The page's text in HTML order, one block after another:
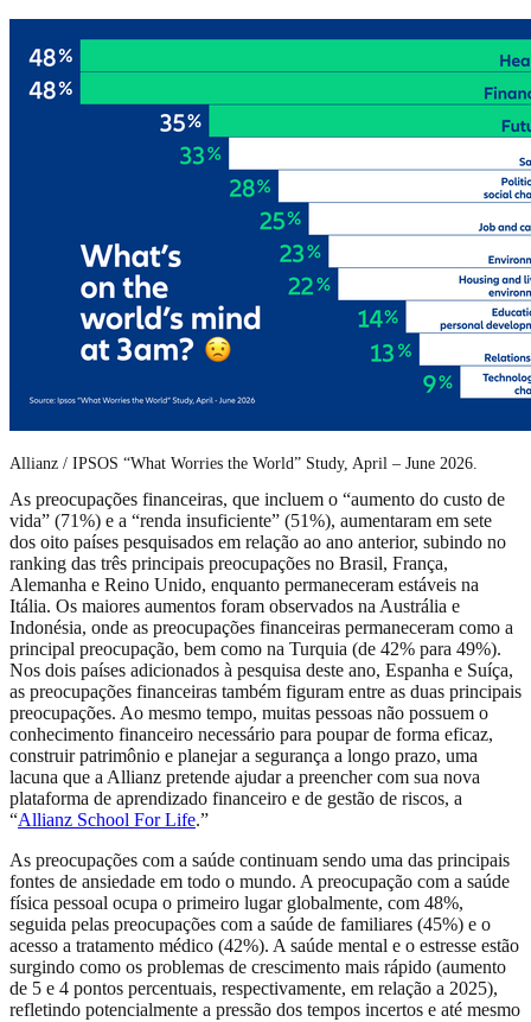
Allianz / IPSOS “What Worries the World” Study, April – June 2026.
As preocupações financeiras, que incluem o “aumento do custo de
vida” (71%) e a “renda insuficiente” (51%), aumentaram em sete
dos oito países pesquisados ​​em relação ao ano anterior, subindo no
ranking das três principais preocupações no Brasil, França,
Alemanha e Reino Unido, enquanto permaneceram estáveis ​​na
Itália. Os maiores aumentos foram observados na Austrália e
Indonésia, onde as preocupações financeiras permaneceram como a
principal preocupação, bem como na Turquia (de 42% para 49%).
Nos dois países adicionados à pesquisa deste ano, Espanha e Suíça,
as preocupações financeiras também figuram entre as duas principais
preocupações. Ao mesmo tempo, muitas pessoas não possuem o
conhecimento financeiro necessário para poupar de forma eficaz,
construir patrimônio e planejar a segurança a longo prazo, uma
lacuna que a Allianz pretende ajudar a preencher com sua nova
plataforma de aprendizado financeiro e de gestão de riscos, a
“Allianz School For Life.”
As preocupações com a saúde continuam sendo uma das principais
fontes de ansiedade em todo o mundo. A preocupação com a saúde
física pessoal ocupa o primeiro lugar globalmente, com 48%,
seguida pelas preocupações com a saúde de familiares (45%) e o
acesso a tratamento médico (42%). A saúde mental e o estresse estão
surgindo como os problemas de crescimento mais rápido (aumento
de 5 e 4 pontos percentuais, respectivamente, em relação a 2025),
refletindo potencialmente a pressão dos tempos incertos e até mesmo